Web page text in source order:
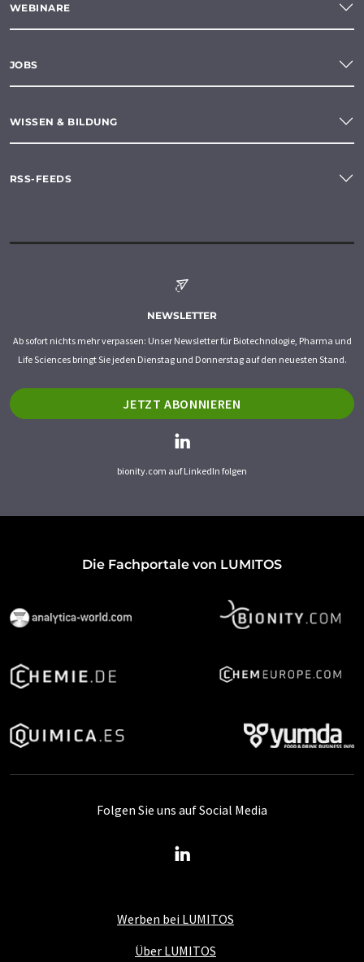
WEBINARE
JOBS
WISSEN & BILDUNG
RSS-FEEDS
NEWSLETTER
Ab sofort nichts mehr verpassen: Unser Newsletter für Biotechnologie, Pharma und
Life Sciences bringt Sie jeden Dienstag und Donnerstag auf den neuesten Stand.
JETZT ABONNIEREN
bionity.com auf LinkedIn folgen
Die Fachportale von LUMITOS
Werben bei LUMITOS
Über LUMITOS
Folgen Sie uns auf Social Media